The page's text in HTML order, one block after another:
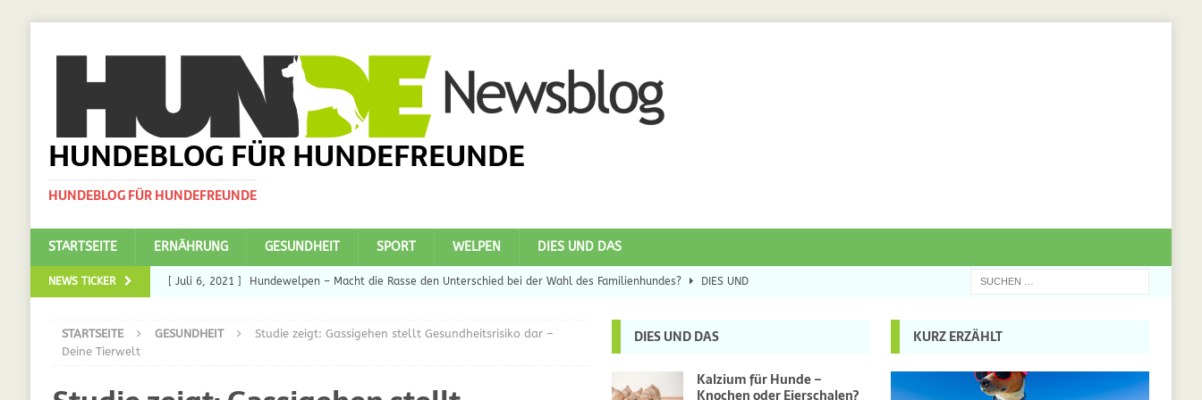
HUNDEBLOG FÜR HUNDEFREUNDE
HUNDEBLOG FÜR HUNDEFREUNDE
STARTSEITE ERNÄHRUNG GESUNDHEIT SPORT WELPEN DIES UND DAS
NEWS TICKER [ Juli 6, 2021 ] Hundewelpen – Macht die Rasse den Unterschied bei der Wahl des Familienhundes? DIES UND
Ulmenride für Hunde – der Heilsbringer?
STARTSEITE GESUNDHEIT
Studie zeigt: Gassigehen stellt Gesundheitsrisiko dar –
Deine Tierwelt
DIES UND DAS
Kalzium für Hunde –
Knochen oder Eierschalen?
KURZ ERZÄHLT